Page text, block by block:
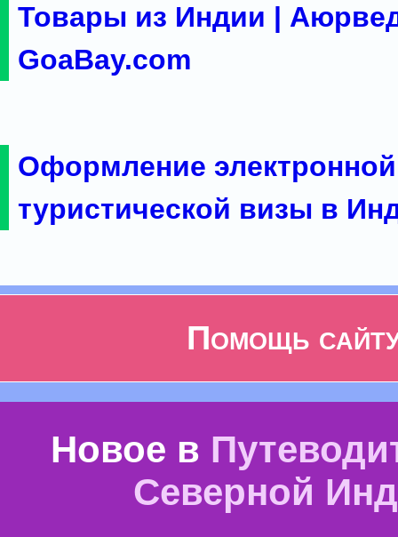
Товары из Индии |
GoaBay.com
Оформление электронной
туристической визы в
Помощь
Новое в
Северной